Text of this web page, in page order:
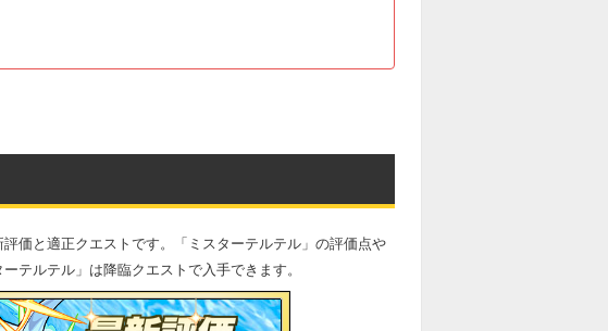
価と適正クエストです。「ミスターテルテル」の評価点や
テルテル」は降臨クエストで入手できます。